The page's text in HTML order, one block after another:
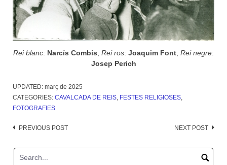
Rei blanc: Narcís Combis Rei ros: Joaquim Font Rei negre:
Josep Perich
UPDATED: març de 2025
CATEGORIES: CAVALCADA DE REIS FESTES RELIGIOSES
FOTOGRAFIES
Post
PREVIOUS POST NEXT POST